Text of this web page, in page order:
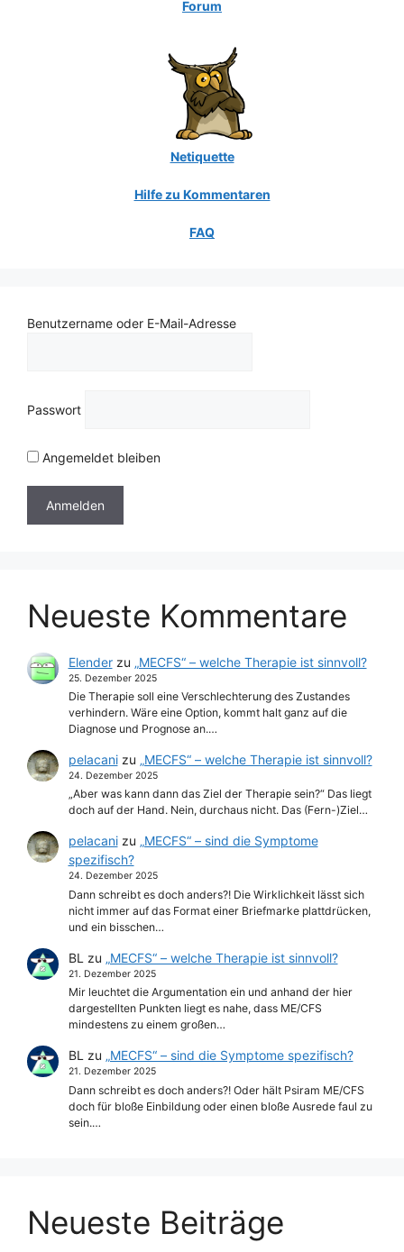
Forum
Netiquette
Hilfe zu Kommentaren
FAQ
Benutzername oder E-Mail-Adresse
Passwort
Angemeldet bleiben
Neueste Kommentare
Elenderzu „MECFS“ – welche Therapie ist sinnvoll?
25. Dezember 2025
Die Therapie soll eine Verschlechterung des Zustandes
verhindern. Wäre eine Option, kommt halt ganz auf die
Diagnose und Prognose an.…
pelacanizu „MECFS“ – welche Therapie ist sinnvoll?
24. Dezember 2025
„Aber was kann dann das Ziel der Therapie sein?“ Das liegt
doch auf der Hand. Nein, durchaus nicht. Das (Fern-)Ziel…
pelacanizu „MECFS“ – sind die Symptome
spezifisch?
24. Dezember 2025
Dann schreibt es doch anders?! Die Wirklichkeit lässt sich
nicht immer auf das Format einer Briefmarke plattdrücken,
und ein bisschen…
BL zu „MECFS“ – welche Therapie ist sinnvoll?
21. Dezember 2025
Mir leuchtet die Argumentation ein und anhand der hier
dargestellten Punkten liegt es nahe, dass ME/CFS
mindestens zu einem großen…
BL zu „MECFS“ – sind die Symptome spezifisch?
21. Dezember 2025
Dann schreibt es doch anders?! Oder hält Psiram ME/CFS
doch für bloße Einbildung oder einen bloße Ausrede faul zu
sein.…
Neueste Beiträge